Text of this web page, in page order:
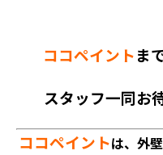
ココペイント ま
スタッフ一同お
ココペイントは、外